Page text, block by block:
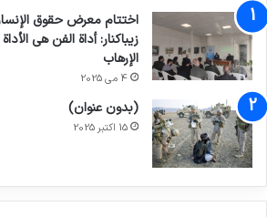
اختتام معرض حقوق
زيباكنار: أداة الفن هي
الإرهاب
4 می 2025
(بدون عنوان)
15 اکتبر 2025